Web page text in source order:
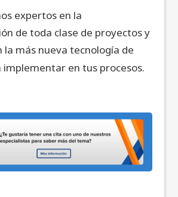
expertos en la
de toda clase de proyectos y
la más nueva tecnología de
implementar en tus procesos.